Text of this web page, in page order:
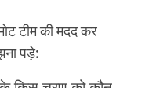
टीम की मदद कर
पड़े: